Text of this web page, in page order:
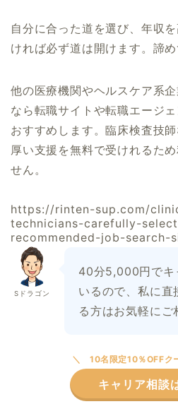
自分に合った道を選び、年収
ければ必ず道は開けます。諦め
他の医療機関やヘルスケア系
なら転職サイトや転職エージ
おすすめします。臨床検査技
厚い支援を無料で受けれるた
せん。
https://rinten-sup.com/
technicians-carefully-
recommended-job-search-
Sドラゴン
40分5,000円でキ
いるので、私に直
る方はお気軽にご
10名限定10％OFFク
キャリア相談